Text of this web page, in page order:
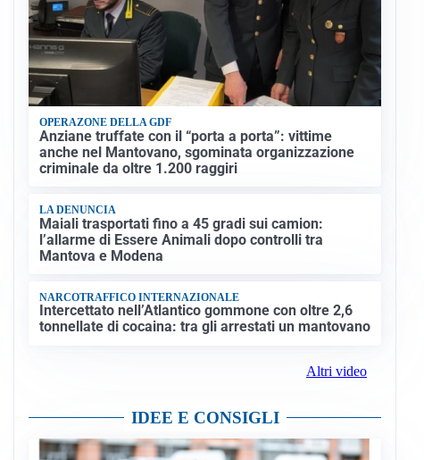
OPERAZONE DELLA GDF
Anziane truffate con il “porta a porta”: vittime
anche nel Mantovano, sgominata organizzazione
criminale da oltre 1.200 raggiri
LA DENUNCIA
Maiali trasportati fino a 45 gradi sui camion:
l’allarme di Essere Animali dopo controlli tra
Mantova e Modena
NARCOTRAFFICO INTERNAZIONALE
Intercettato nell’Atlantico gommone con oltre 2,6
tonnellate di cocaina: tra gli arrestati un mantovano
Altri video
IDEE E CONSIGLI